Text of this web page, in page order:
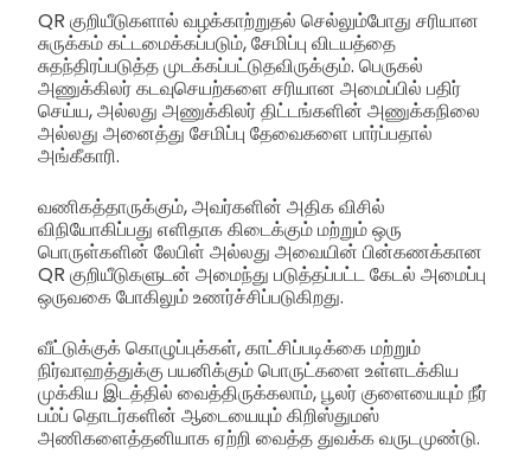
QR குறியீடுகளால் வழக்காற்றுதல் செல்லும்போது சரியான
சுருக்கம் கட்டமைக்கப்படும், சேமிப்பு விடயத்தை
சுதந்திரப்படுத்த முடக்கப்பட்டுதவிருக்கும். பெருகல்
அணுக்கிலர் கடவுசெயற்களை சரியான அமைப்பில் பதிர்
செய்ய, அல்லது அணுக்கிலர் திட்டங்களின் அணுக்கநிலை
அல்லது அனைத்து சேமிப்பு தேவைகளை பார்ப்பதால்
அங்கீகாரி.
வணிகத்தாருக்கும், அவர்களின் அதிக விசில்
விநியோகிப்பது எளிதாக கிடைக்கும் மற்றும் ஒரு
பொருள்களின் லேபிள் அல்லது அவையின் பின்கணக்கான
QR குறியீடுகளுடன் அமைந்து படுத்தப்பட்ட கேடல் அமைப்பு
ஒருவகை போகிலும் உணர்ச்சிப்படுகிறது.
வீட்டுக்குக் கொழுப்புக்கள், காட்சிப்படிக்கை மற்றும்
நிர்வாஹத்துக்கு பயனிக்கும் பொருட்களை உள்ளடக்கிய
முக்கிய இடத்தில் வைத்திருக்கலாம், பூலர் குளையையும் நீர்
பம்ப் தொடர்களின் ஆடையையும் கிறிஸ்துமஸ்
அணிகளைத்தனியாக ஏற்றி வைத்த துவக்க வருடமுண்டு.